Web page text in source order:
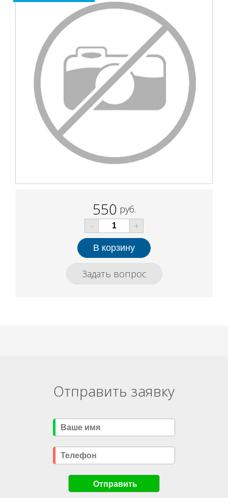
550 руб.
-
+
Задать вопрос
Отправить заявку